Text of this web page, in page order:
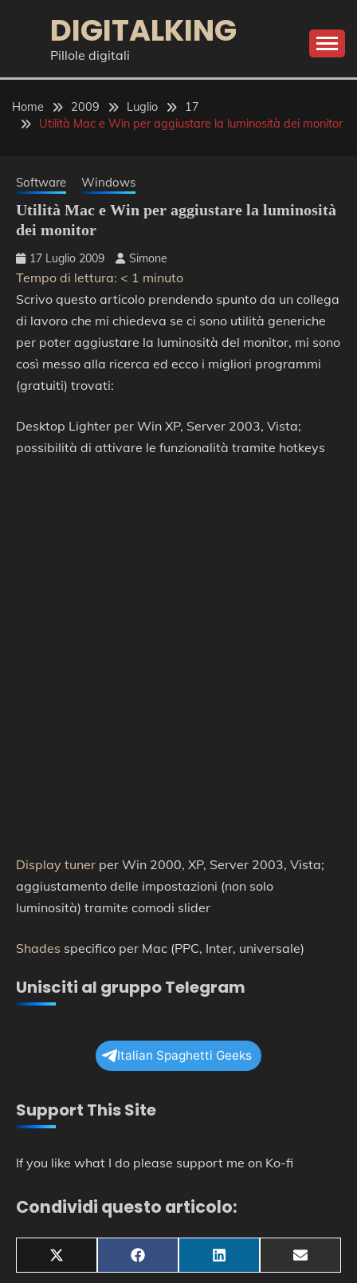
DIGITALKING
Pillole digitali
Home 2009 Luglio
17
Utilità Mac e Win per aggiustare la luminosità dei monitor
Software Windows
Utilità Mac e Win per aggiustare la luminosità
dei monitor
17 Luglio 2009 Simone
Tempo di lettura: < 1 minuto
Scrivo questo articolo prendendo spunto da un collega
di lavoro che mi chiedeva se ci sono utilità generiche
per poter aggiustare la luminosità del monitor, mi sono
così messo alla ricerca ed ecco i migliori programmi
(gratuiti) trovati:
Desktop Lighter per Win XP, Server 2003, Vista;
possibilità di attivare le funzionalità tramite hotkeys
Display tuner per Win 2000, XP, Server 2003, Vista;
aggiustamento delle impostazioni (non solo
luminosità) tramite comodi slider
Shades specifico per Mac (PPC, Inter, universale)
Unisciti al gruppo Telegram
Italian Spaghetti Geeks
Support This Site
If you like what I do please support me on Ko-fi
Condividi questo articolo:
Share
on
X
(Twitter)
Share
on
Facebook
Share
on
LinkedIn
Share
on
Email